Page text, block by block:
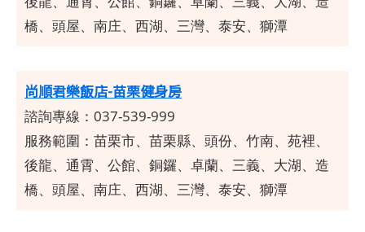
橋、頭屋、南庄、西湖、三灣、泰安、獅潭
尚順君樂飯店-苗栗健身房
諮詢專線：037-539-999
服務範圍： 苗栗市、苗栗縣、頭份、竹南、苑裡、
後龍、通霄、公館、銅鑼、卓蘭、三義、大湖、造
橋、頭屋、南庄、西湖、三灣、泰安、獅潭